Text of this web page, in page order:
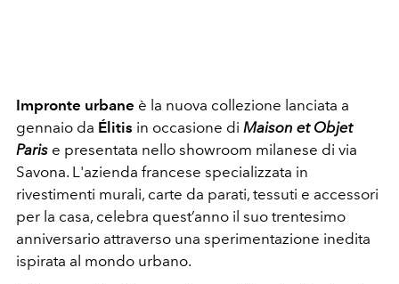
Impronte urbane è la nuova collezione lanciata a
gennaio da Élitis in occasione di Maison et Objet
Paris e presentata nello showroom milanese di via
Savona. L'azienda francese specializzata in
rivestimenti murali, carte da parati, tessuti e accessori
per la casa, celebra quest’anno il suo trentesimo
anniversario attraverso una sperimentazione inedita
ispirata al mondo urbano.